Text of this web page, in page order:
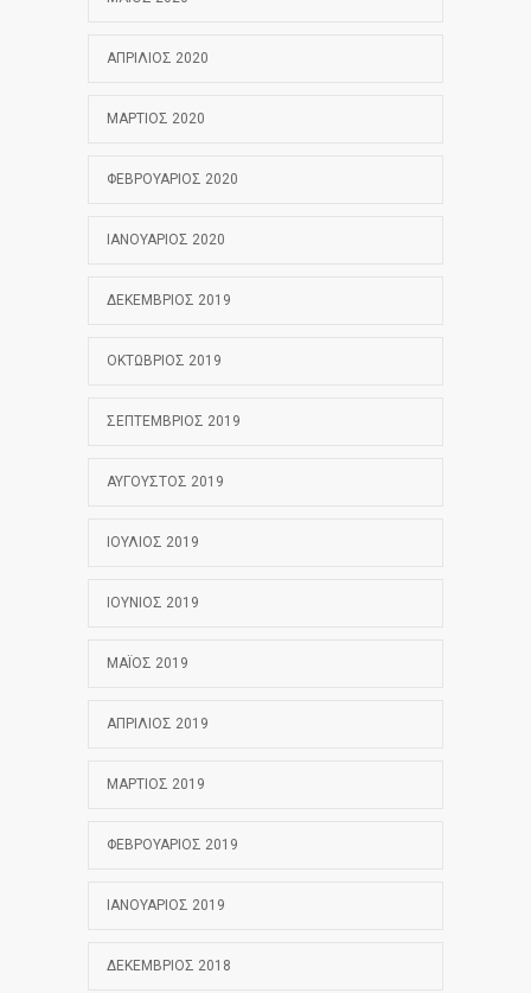
ΑΠΡΊΛΙΟΣ 2020
ΜΆΡΤΙΟΣ 2020
ΦΕΒΡΟΥΆΡΙΟΣ 2020
ΙΑΝΟΥΆΡΙΟΣ 2020
ΔΕΚΈΜΒΡΙΟΣ 2019
ΟΚΤΏΒΡΙΟΣ 2019
ΣΕΠΤΈΜΒΡΙΟΣ 2019
ΑΎΓΟΥΣΤΟΣ 2019
ΙΟΎΛΙΟΣ 2019
ΙΟΎΝΙΟΣ 2019
ΜΆΙΟΣ 2019
ΑΠΡΊΛΙΟΣ 2019
ΜΆΡΤΙΟΣ 2019
ΦΕΒΡΟΥΆΡΙΟΣ 2019
ΙΑΝΟΥΆΡΙΟΣ 2019
ΔΕΚΈΜΒΡΙΟΣ 2018